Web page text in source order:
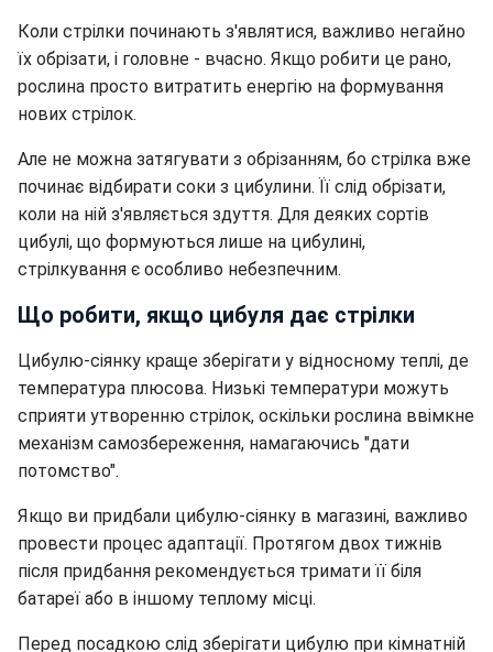
Коли стрілки починають з'являтися, важливо негайно
їх обрізати, і головне - вчасно. Якщо робити це рано,
рослина просто витратить енергію на формування
нових стрілок.
Але не можна затягувати з обрізанням, бо стрілка вже
починає відбирати соки з цибулини. Її слід обрізати,
коли на ній з'являється здуття. Для деяких сортів
цибулі, що формуються лише на цибулині,
стрілкування є особливо небезпечним.
Що робити, якщо цибуля дає стрілки
Цибулю-сіянку краще зберігати у відносному теплі, де
температура плюсова. Низькі температури можуть
сприяти утворенню стрілок, оскільки рослина ввімкне
механізм самозбереження, намагаючись "дати
потомство".
Якщо ви придбали цибулю-сіянку в магазині, важливо
провести процес адаптації. Протягом двох тижнів
після придбання рекомендується тримати її біля
батареї або в іншому теплому місці.
Перед посадкою слід зберігати цибулю при кімнатній